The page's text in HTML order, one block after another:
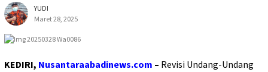
YUDI
Maret 28, 2025
KEDIRI, Nusantaraabadinews.com – Revisi Undang-Undang